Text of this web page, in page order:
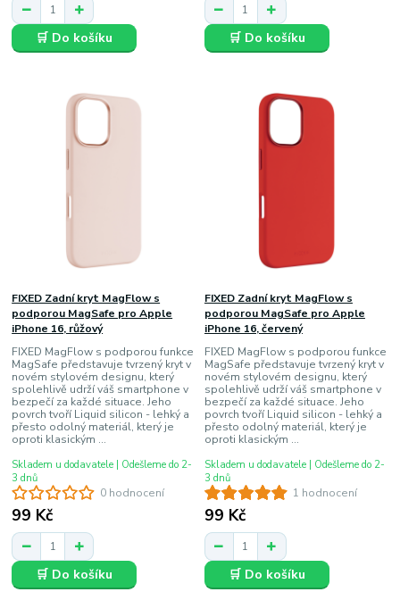
🛒 Do košíku 🛒 Do košíku
0 hodnocení
FIXED Zadní kryt MagFlow s
podporou MagSafe pro Apple
iPhone 16, růžový
FIXED MagFlow s podporou funkce
MagSafe představuje tvrzený kryt v
novém stylovém designu, který
spolehlivě udrží váš smartphone v
bezpečí za každé situace. Jeho
povrch tvoří Liquid silicon - lehký a
přesto odolný materiál, který je
oproti klasickým ...
99 Kč
Skladem u dodavatele | Odešleme do 2-
3 dnů
🛒 Do košíku
1 hodnocení
FIXED Zadní kryt MagFlow s
podporou MagSafe pro Apple
iPhone 16, červený
FIXED MagFlow s podporou funkce
MagSafe představuje tvrzený kryt v
novém stylovém designu, který
spolehlivě udrží váš smartphone v
bezpečí za každé situace. Jeho
povrch tvoří Liquid silicon - lehký a
přesto odolný materiál, který je
oproti klasickým ...
99 Kč
Skladem u dodavatele | Odešleme do 2-
3 dnů
🛒 Do košíku